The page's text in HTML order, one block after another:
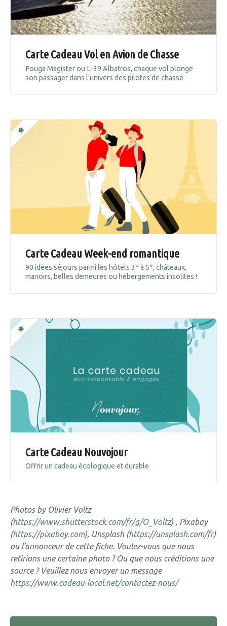
Carte Cadeau Vol en Avion de Chasse
Fouga Magister ou L-39 Albatros, chaque vol plonge
son passager dans l’univers des pilotes de chasse
Carte Cadeau Week-end romantique
90 idées séjours parmi les hôtels 3* à 5*, châteaux,
manoirs, belles demeures ou hébergements insolites !
Carte Cadeau Nouvojour
Offrir un cadeau écologique et durable
Photos by Olivier Voltz
(https://www.shutterstock.com/fr/g/O_Voltz) , Pixabay
(https://pixabay.com), Unsplash (https://unsplash.com/fr)
ou l’annonceur de cette fiche. Voulez-vous que nous
retirions une certaine photo ? Ou que nous créditions une
source ? Veuillez nous envoyer un message
https://www.cadeau-local.net/contactez-nous/